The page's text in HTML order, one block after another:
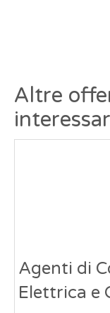
Altre
Agenti di
Elettrica e